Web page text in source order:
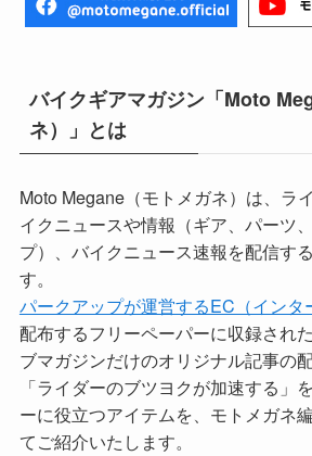
バイクギアマガジン「Moto
ネ）」とは
Moto Megane（モトメガネ）は、ラ
イクニュースや情報（ギア、パーツ
プ）、バイクニュース速報を配信す
す。
パークアップが運営するEC（インタ
配布するフリーペーパーに収録され
ブマガジンだけのオリジナル記事の
「ライダーのブツヨクが加速する」
ーに役立つアイテムを、モトメガネ
てご紹介いたします。